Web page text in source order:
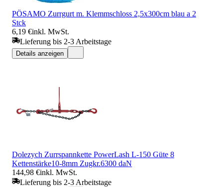
PÖSAMO Zurrgurt m. Klemmschloss 2,5x300cm blau a 2
Stck
6,19 €inkl. MwSt.
Lieferung bis 2-3 Arbeitstage
Details anzeigen
Dolezych Zurrspannkette PowerLash L-150 Güte 8
Kettenstärke10-8mm Zugkr.6300 daN
144,98 €inkl. MwSt.
Lieferung bis 2-3 Arbeitstage